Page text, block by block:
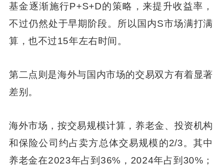
基金逐渐施行P+S+D的策略，来提升收益率，
不过仍然处于早期阶段。所以国内S市场满打满
算，也不过15年左右时间。
第二点则是海外与国内市场的交易双方有着显著
差别。
海外市场，按交易规模计算，养老金、投资机构
和保险公司约占卖方总体交易规模的2/3。其中
养老金在2023年占到36%，2024年占到30%；